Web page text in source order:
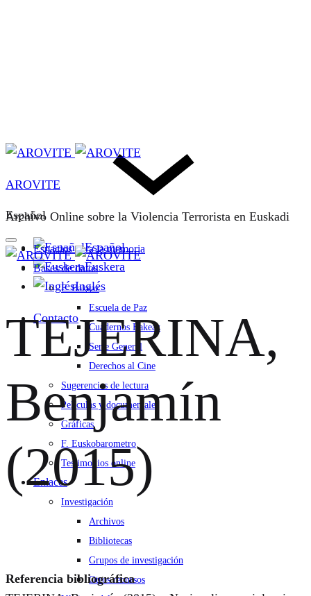
Español
Español
Euskera
Inglés
Contacto
AROVITE
Archivo Online sobre la Violencia Terrorista en Euskadi
Espacios para la memoria
Bases de datos
F. Bakeaz
Escuela de Paz
Cuadernos Bakeaz
Serie General
Derechos al Cine
Sugerencias de lectura
Películas y documentales
Gráficas
F. Euskobarometro
Testimonios online
Enlaces
Investigación
Archivos
Bibliotecas
Grupos de investigación
Otros recursos
TEJERINA,
Benjamín
(2015)
Referencia bibliográfica